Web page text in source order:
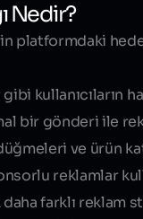
Nedir?
platformdaki
kullanıcıların
bir gönderi ile
ve ürün
reklamlar
farklı reklam